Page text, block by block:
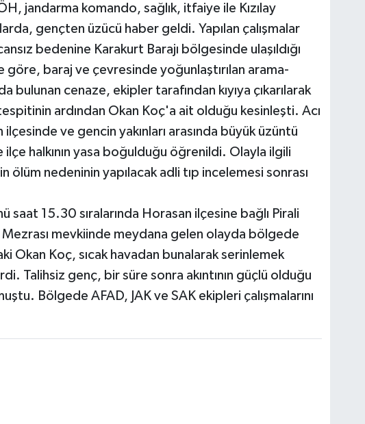
jandarma komando, sağlık, itfaiye ile Kızılay
gençten üzücü haber geldi. Yapılan çalışmalar
bedenine Karakurt Barajı bölgesinde ulaşıldığı
baraj ve çevresinde yoğunlaştırılan arama-
bulunan cenaze, ekipler tarafından kıyıya çıkarılarak
ardından Okan Koç'a ait olduğu kesinleşti. Acı
ve gencin yakınları arasında büyük üzüntü
halkının yasa boğulduğu öğrenildi. Olayla ilgili
ölüm nedeninin yapılacak adli tıp incelemesi sonrası
saat 15.30 sıralarında Horasan ilçesine bağlı Pirali
mevkiinde meydana gelen olayda bölgede
Okan Koç, sıcak havadan bunalarak serinlemek
Talihsiz genç, bir süre sonra akıntının güçlü olduğu
Bölgede AFAD, JAK ve SAK ekipleri çalışmalarını